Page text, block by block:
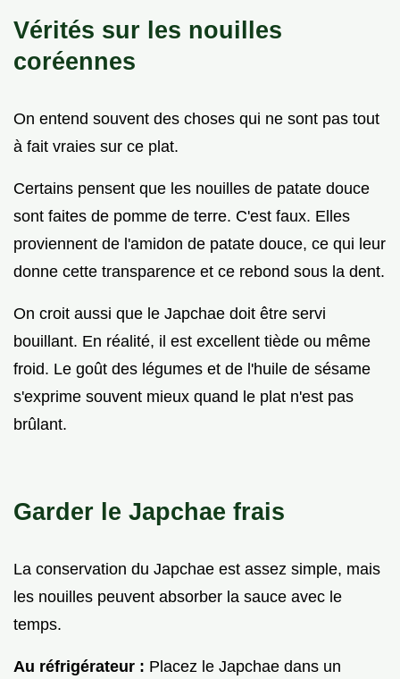
Vérités sur les nouilles
coréennes
On entend souvent des choses qui ne sont pas tout
à fait vraies sur ce plat.
Certains pensent que les nouilles de patate douce
sont faites de pomme de terre. C'est faux. Elles
proviennent de l'amidon de patate douce, ce qui leur
donne cette transparence et ce rebond sous la dent.
On croit aussi que le Japchae doit être servi
bouillant. En réalité, il est excellent tiède ou même
froid. Le goût des légumes et de l'huile de sésame
s'exprime souvent mieux quand le plat n'est pas
brûlant.
Garder le Japchae frais
La conservation du Japchae est assez simple, mais
les nouilles peuvent absorber la sauce avec le
temps.
Au réfrigérateur : Placez le Japchae dans un